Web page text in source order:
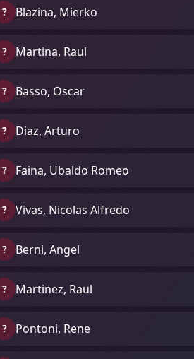
? Blazina, Mierko
? Martina, Raul
? Basso, Oscar
? Diaz, Arturo
? Faina, Ubaldo Romeo
? Vivas, Nicolas Alfredo
? Berni, Angel
? Martinez, Raul
? Pontoni, Rene